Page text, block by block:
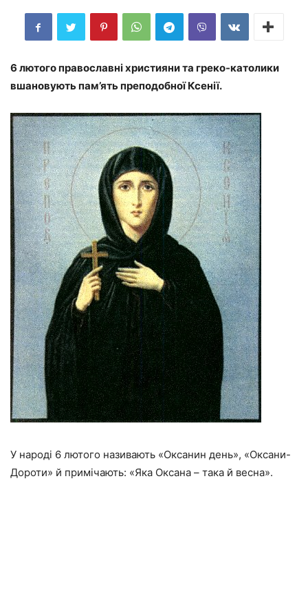
6 лютого православні християни та греко-католики
вшановують пам’ять преподобної Ксенії.
У народі 6 лютого називають «Оксанин день», «Оксани-
Дороти» й примічають: «Яка Оксана – така й весна».